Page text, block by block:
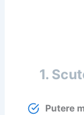
1.
Putere